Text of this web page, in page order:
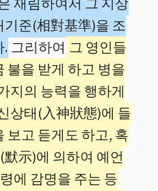
재림하여서 그 지상
준(相對基準)을 조
. 그리하여 그 영인들
불을 받게 하고 병을
지의 능력을 행하게
상태(入神狀態)에 들
보고 듣게도 하고, 혹
示)에 의하여 예언
에 감명을 주는 등